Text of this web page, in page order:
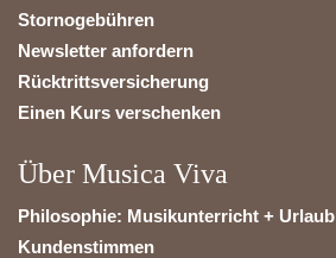
Stornogebühren
Newsletter anfordern
Rücktrittsversicherung
Einen Kurs verschenken
Über Musica Viva
Philosophie: Musikunterricht + Urlaub
Kundenstimmen